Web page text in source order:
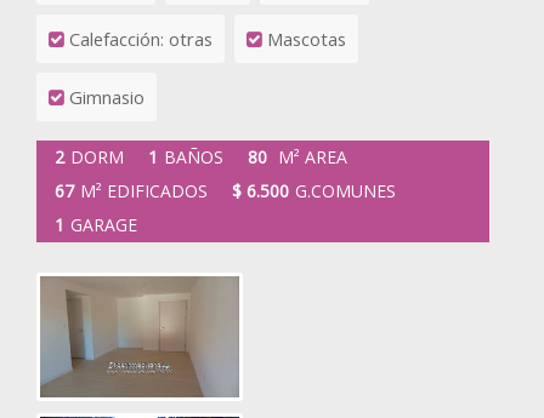
Calefacción: otras Mascotas
Gimnasio
2 DORM 1 BAÑOS 80 M² AREA
67 M² EDIFICADOS $ 6.500 G.COMUNES
1 GARAGE